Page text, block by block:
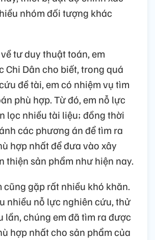
nhóm đối tượng khác
tư duy thuật toán, em
Chi Dân cho biết, trong quá
đề tài, em có nhiệm vụ tìm
phù hợp. Từ đó, em nỗ lực
lọc nhiều tài liệu; đồng thời
các phương án để tìm ra
hợp nhất để đưa vào xây
thiện sản phẩm như hiện nay.
cũng gặp rất nhiều khó khăn.
nhiều nỗ lực nghiên cứu, thử
lần, chúng em đã tìm ra được
hợp nhất cho sản phẩm của